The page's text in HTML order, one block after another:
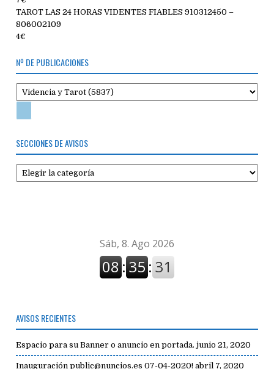
TAROT LAS 24 HORAS VIDENTES FIABLES 910312450 –
806002109
4€
Nº DE PUBLICACIONES
SECCIONES DE AVISOS
Secciones
de
AVISOS RECIENTES
Espacio para su Banner o anuncio en portada. junio 21, 2020
Inauguración public@nuncios.es 07-04-2020! abril 7, 2020